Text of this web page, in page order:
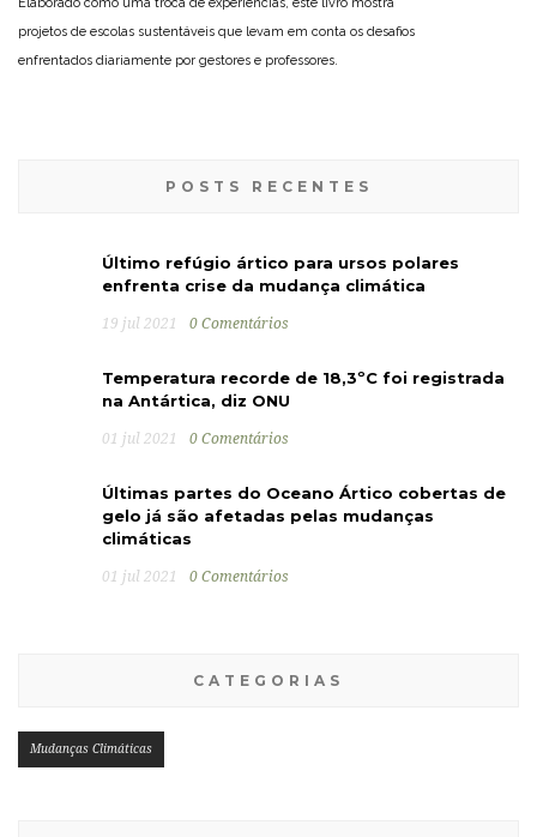
Elaborado como uma troca de experiências, este livro mostra
projetos de escolas sustentáveis que levam em conta os desafios
enfrentados diariamente por gestores e professores.
POSTS RECENTES
Último refúgio ártico para ursos polares
enfrenta crise da mudança climática
19 jul 2021 0 Comentários
Temperatura recorde de 18,3ºC foi registrada
na Antártica, diz ONU
01 jul 2021 0 Comentários
Últimas partes do Oceano Ártico cobertas de
gelo já são afetadas pelas mudanças
climáticas
01 jul 2021 0 Comentários
CATEGORIAS
Mudanças Climáticas